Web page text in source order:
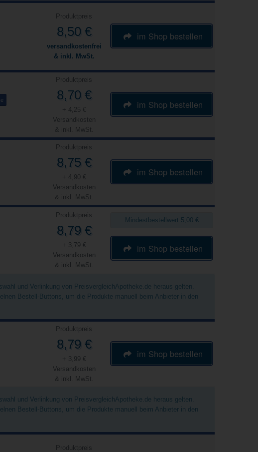
Produktpreis
8,50 €
versandkostenfrei
& inkl. MwSt.
im Shop bestellen
Produktpreis
8,70 €
+ 4,25 €
Versandkosten
& inkl. MwSt.
im Shop bestellen
Produktpreis
8,75 €
+ 4,90 €
Versandkosten
& inkl. MwSt.
im Shop bestellen
Produktpreis
8,79 €
+ 3,79 €
Versandkosten
& inkl. MwSt.
Mindestbestellwert 5,00 €
im Shop bestellen
und Verlinkung von PreisvergleichApotheke.de heraus gelten.
Bestell-Buttons, um die Produkte manuell beim Anbieter in den
Produktpreis
8,79 €
+ 3,99 €
Versandkosten
& inkl. MwSt.
im Shop bestellen
und Verlinkung von PreisvergleichApotheke.de heraus gelten.
Bestell-Buttons, um die Produkte manuell beim Anbieter in den
Produktpreis